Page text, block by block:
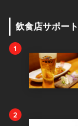
飲食店サポー
1
2